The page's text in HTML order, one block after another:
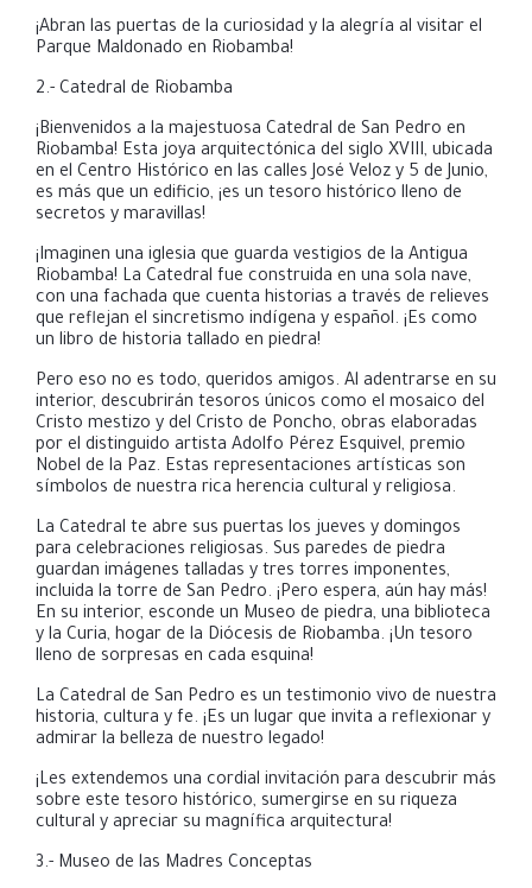
¡Abran las puertas de la curiosidad y la alegría al visitar el
Parque Maldonado en Riobamba!
2.- Catedral de Riobamba
¡Bienvenidos a la majestuosa Catedral de San Pedro en
Riobamba! Esta joya arquitectónica del siglo XVIII, ubicada
en el Centro Histórico en las calles José Veloz y 5 de Junio,
es más que un edificio, ¡es un tesoro histórico lleno de
secretos y maravillas!
¡Imaginen una iglesia que guarda vestigios de la Antigua
Riobamba! La Catedral fue construida en una sola nave,
con una fachada que cuenta historias a través de relieves
que reflejan el sincretismo indígena y español. ¡Es como
un libro de historia tallado en piedra!
Pero eso no es todo, queridos amigos. Al adentrarse en su
interior, descubrirán tesoros únicos como el mosaico del
Cristo mestizo y del Cristo de Poncho, obras elaboradas
por el distinguido artista Adolfo Pérez Esquivel, premio
Nobel de la Paz. Estas representaciones artísticas son
símbolos de nuestra rica herencia cultural y religiosa.
La Catedral te abre sus puertas los jueves y domingos
para celebraciones religiosas. Sus paredes de piedra
guardan imágenes talladas y tres torres imponentes,
incluida la torre de San Pedro. ¡Pero espera, aún hay más!
En su interior, esconde un Museo de piedra, una biblioteca
y la Curia, hogar de la Diócesis de Riobamba. ¡Un tesoro
lleno de sorpresas en cada esquina!
La Catedral de San Pedro es un testimonio vivo de nuestra
historia, cultura y fe. ¡Es un lugar que invita a reflexionar y
admirar la belleza de nuestro legado!
¡Les extendemos una cordial invitación para descubrir más
sobre este tesoro histórico, sumergirse en su riqueza
cultural y apreciar su magnífica arquitectura!
3.- Museo de las Madres Conceptas